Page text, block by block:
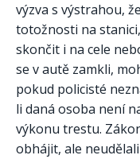
výzva s výstrahou,
totožnosti na
skončit i na cele
se v autě zamkli,
pokud policisté
li daná osoba není
výkonu trestu.
obhájit, ale